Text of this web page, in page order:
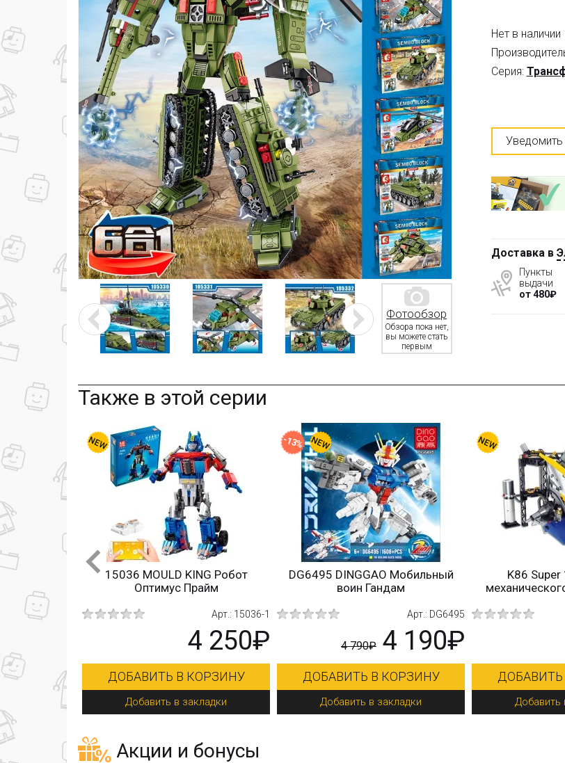
Фотообзор
Обзора пока нет,
вы можете стать
первым
Нет в наличии
Серия:
Уведомить
Доставка в
Пункты
выдачи
от 480₽
Также в этой серии
Block
6 в 1
103111-103116
15036 MOULD KING Робот
Оптимус Прайм
Арт.: 15036-1
4 250₽
ДОБАВИТЬ В КОРЗИНУ
Добавить в закладки
DG6495 DINGGAO Мобильный
воин Гандам
Арт.: DG6495
4 790₽ 4 190₽
ДОБАВИТЬ В КОРЗИНУ
Добавить в закладки
-13%
K86 Super
Добавить
Акции и бонусы